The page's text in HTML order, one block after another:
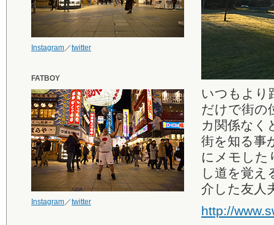
Instagram／twitter
FATBOY
Instagram／twitter
いつもより
だけで街の
カ関係なく
街を知る事
にメモした
し道を覚え
介した友人
http://